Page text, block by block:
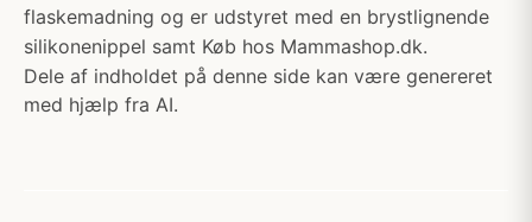
flaskemadning og er udstyret med en brystlignende
silikonenippel samt Køb hos Mammashop.dk.
Dele af indholdet på denne side kan være genereret
med hjælp fra AI.